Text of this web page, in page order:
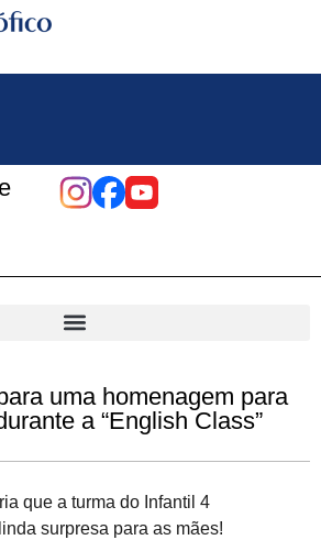
uma homenagem para
a “English Class”
que a turma do Infantil 4
surpresa para as mães!